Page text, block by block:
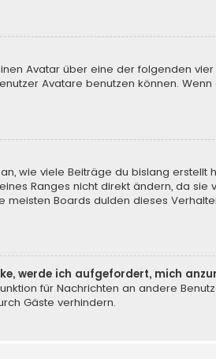
Avatar über eine der folgenden
Avatare benutzen können.
wie viele Beiträge du bislang
Ranges nicht direkt ändern, da
meisten Boards dulden dieses
werde ich aufgefordert, mich
für Nachrichten an andere
Gäste verhindern.